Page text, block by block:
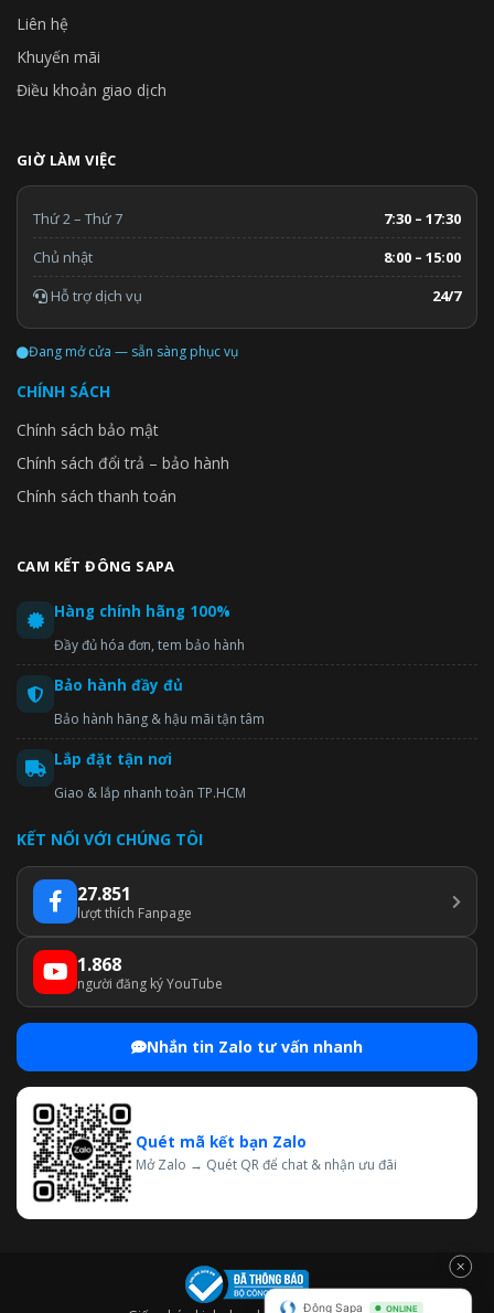
Liên hệ
Khuyến mãi
Điều khoản giao dịch
GIỜ LÀM VIỆC
Thứ 2 – Thứ 7
7:30 – 17:30
Chủ nhật
8:00 – 15:00
Hỗ trợ dịch vụ
24/7
Đang mở cửa — sẵn sàng phục vụ
CHÍNH SÁCH
Chính sách bảo mật
Chính sách đổi trả – bảo hành
Chính sách thanh toán
CAM KẾT ĐÔNG SAPA
Hàng chính hãng 100%
Đầy đủ hóa đơn, tem bảo hành
Bảo hành đầy đủ
Bảo hành hãng & hậu mãi tận tâm
Lắp đặt tận nơi
Giao & lắp nhanh toàn TP.HCM
KẾT NỐI VỚI CHÚNG TÔI
27.851
lượt thích Fanpage
1.868
người đăng ký YouTube
Nhắn tin Zalo tư vấn nhanh
Quét mã kết bạn Zalo
Mở Zalo → Quét QR để chat & nhận ưu đãi
Đông Sapa ONLINE